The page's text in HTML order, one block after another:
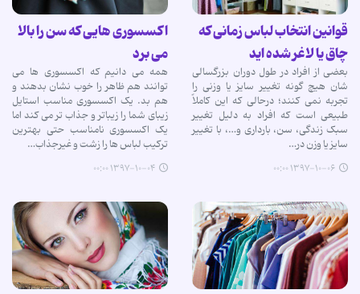
قوانین انتخاب لباس زمانی که
چاق یا لاغر شده اید
بعضی از افراد در طول دوران بزرگسالی
شان هیچ گونه تغییر سایز یا وزنی را
تجربه نمی کنند؛ درحالی که این کاملاً
طبیعی است که افراد به دلیل تغییر
سبک زندگی، سن، بارداری و…، با تغییر
سایز یا وزن در…
۱۳۹۷-۱۰-۰۶ ۰۰:۰۰
اکسسوری هایی که سن را بالا
می برد
همه می دانیم که اکسسوری ها می
توانند هم ظاهر را خوب نشان بدهند و
هم بد. یک اکسسوری مناسب استایل
زیبای شما را زیباتر و جذاب تر می کند اما
یک اکسسوری نامناسب حتی بهترین
ترکیب لباس ها را زشت و غیرجذاب…
۱۳۹۷-۱۰-۰۴ ۰۰:۰۰